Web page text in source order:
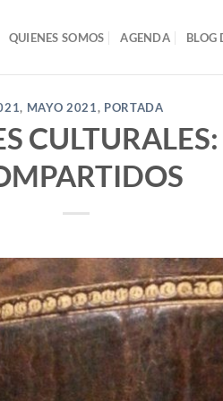
QUIENES SOMOS AGENDA BLOG
, MAYO 2021, PORTADA